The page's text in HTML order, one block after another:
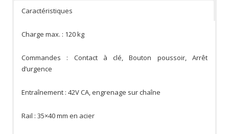
Caractéristiques
Charge max. : 120 kg
Commandes : Contact à clé, Bouton poussoir, Arrêt
d’urgence
Entraînement : 42V CA, engrenage sur chaîne
Rail : 35×40 mm en acier